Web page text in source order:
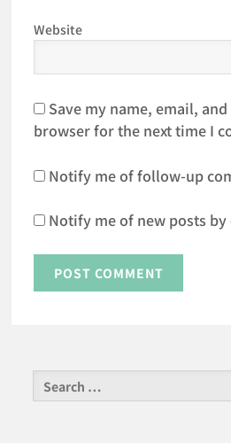
Website
Save my name, email,
browser for the next time I
Notify me of follow-up
Notify me of new posts by
Search
for: